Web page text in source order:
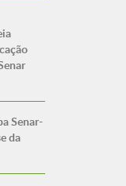
Senar-
da